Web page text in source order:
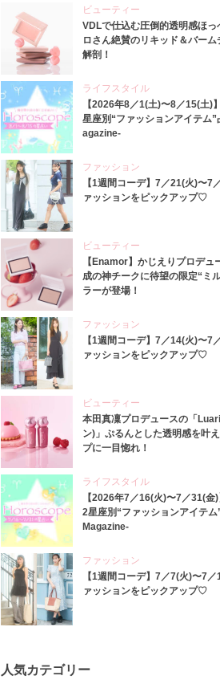
ビューティー
VDLで仕込む圧倒的透明感ほ
ロさん絶賛のリキッド＆バー
解剖！
ライフスタイル
【2026年8／1(土)〜8／15(土)
星座別“ファッションアイテム”
agazine-
ファッション
【1週間コーデ】7／21(火)〜7
ァッションをピックアップ♡
ビューティー
【Enamor】かじえりプロデ
成の神チークに待望の限定“ミ
ラーが登場！
ファッション
【1週間コーデ】7／14(火)〜7
ァッションをピックアップ♡
ビューティー
本田真凜プロデュースの「
ン)」ぷるんとした透明感を叶
プに一目惚れ！
ライフスタイル
【2026年7／16(火)〜7／31(金
2星座別“ファッションアイテ
Magazine-
ファッション
【1週間コーデ】7／7(火)〜7
ァッションをピックアップ♡
人気カテゴリー